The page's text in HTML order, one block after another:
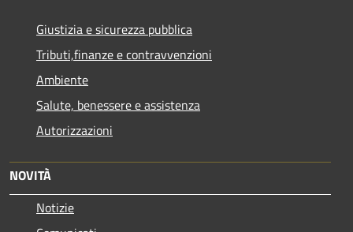
Giustizia e sicurezza pubblica
Tributi,finanze e contravvenzioni
Ambiente
Salute, benessere e assistenza
Autorizzazioni
NOVITÀ
Notizie